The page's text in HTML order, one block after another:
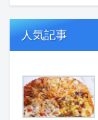
人気記事